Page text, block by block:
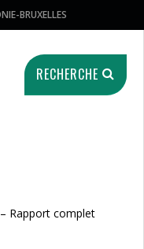
BRUXELLES
RECHERCHE
Rapport complet